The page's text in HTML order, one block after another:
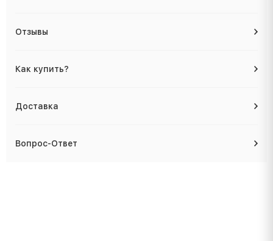
Отзывы
Как купить?
Доставка
Вопрос-Ответ